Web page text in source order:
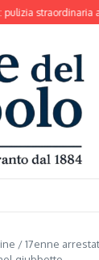
straordinaria a
/17enne